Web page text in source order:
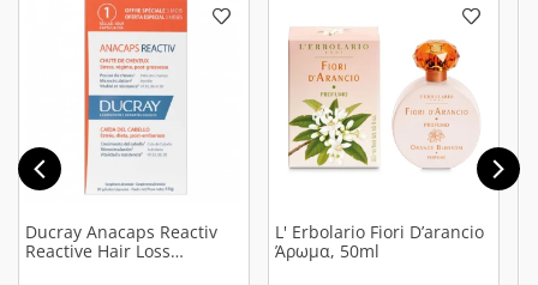
Ducray Anacaps Reactiv
Reactive Hair Loss
L' Erbolario Fiori D’arancio
Άρωμα, 50ml